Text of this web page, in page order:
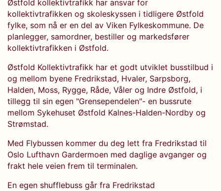
Østfold kollektivtrafikk har ansvar for
kollektivtrafikken og skoleskyssen i tidligere Østfold
fylke, som nå er en del av Viken Fylkeskommune. De
planlegger, samordner, bestiller og markedsfører
kollektivtrafikken i Østfold.
Østfold Kollektivtrafikk har et godt utviklet busstilbud i
og mellom byene Fredrikstad, Hvaler, Sarpsborg,
Halden, Moss, Rygge, Råde, Våler og Indre Østfold, i
tillegg til sin egen "Grensependelen"- en bussrute
mellom Sykehuset Østfold Kalnes-Halden-Nordby og
Strømstad.
Med Flybussen kommer du deg lett fra Fredrikstad til
Oslo Lufthavn Gardermoen med daglige avganger og
frakt hele veien frem til terminalen.
En egen shufflebuss går fra Fredrikstad